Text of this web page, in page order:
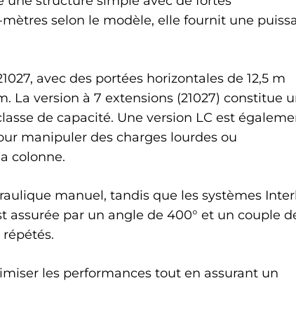
selon le modèle, elle fournit une
avec des portées horizontales de 12,5 m
La version à 7 extensions (21027) constitue
de capacité. Une version LC est
manipuler des charges lourdes ou
colonne.
manuel, tandis que les systèmes
assurée par un angle de 400° et un couple
les performances tout en assurant un